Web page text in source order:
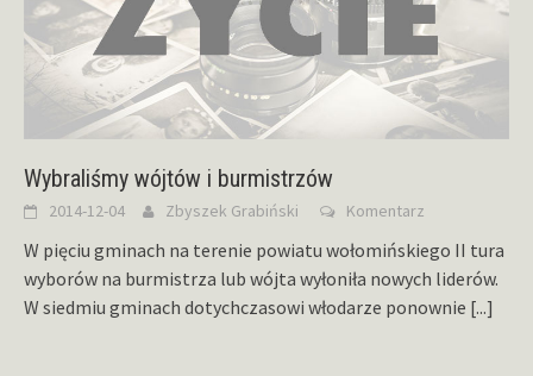
Wybraliśmy wójtów i burmistrzów
2014-12-04 Zbyszek Grabiński Komentarz
W pięciu gminach na terenie powiatu wołomińskiego II tura
wyborów na burmistrza lub wójta wyłoniła nowych liderów.
W siedmiu gminach dotychczasowi włodarze ponownie [...]